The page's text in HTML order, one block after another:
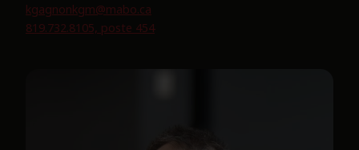
kgagnonkgm@mabo.ca
819.732.8105, poste 454